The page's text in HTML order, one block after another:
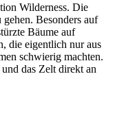
Wilderness. Die
Besonders auf
Bäume auf
die eigentlich nur aus
schwierig machten.
das Zelt direkt an